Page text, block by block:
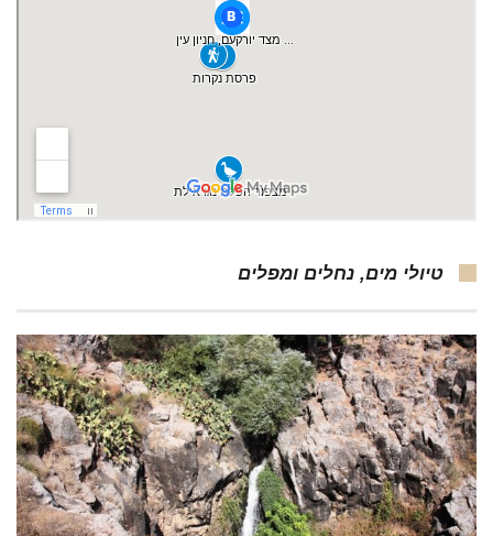
טיולי מים, נחלים ומפלים